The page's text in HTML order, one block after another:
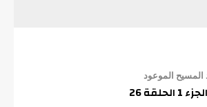
المسيح الموعود
26